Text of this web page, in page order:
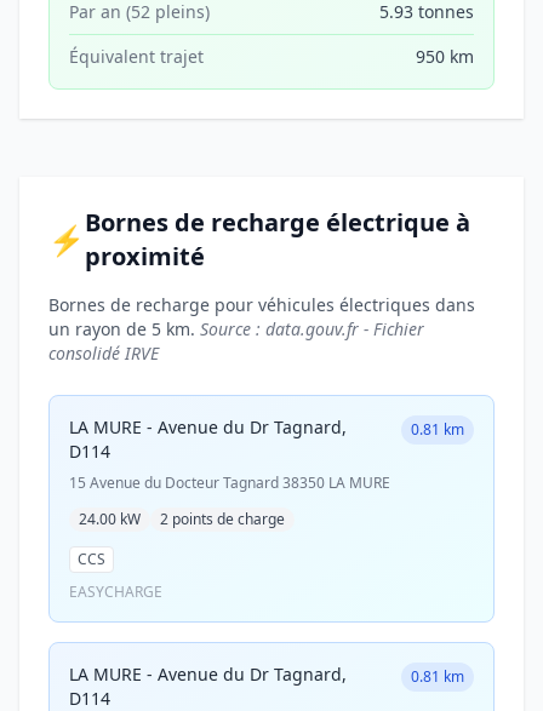
Par an (52 pleins)
5.93 tonnes
Équivalent trajet
950 km
⚡ Bornes de recharge électrique à
proximité
Bornes de recharge pour véhicules électriques dans
un rayon de 5 km. Source : data.gouv.fr - Fichier
consolidé IRVE
LA MURE - Avenue du Dr Tagnard,
D114
0.81 km
15 Avenue du Docteur Tagnard 38350 LA MURE
24.00 kW
2 points de charge
CCS
EASYCHARGE
LA MURE - Avenue du Dr Tagnard,
D114
0.81 km